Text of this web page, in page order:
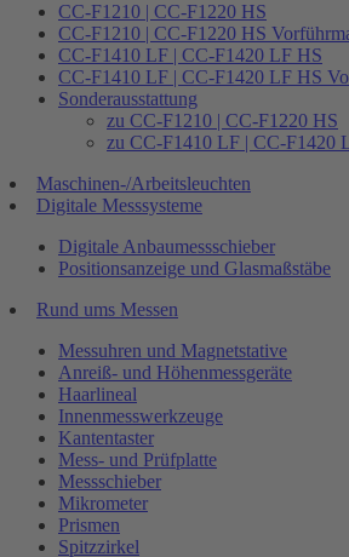
CC-F1210 | CC-F1220 HS
CC-F1210 | CC-F1220 HS
CC-F1410 LF | CC-F1420 LF HS
CC-F1410 LF | CC-F1420 LF HS
Sonderausstattung
zu CC-F1210 | CC-F1220 HS
zu CC-F1410 LF | CC-F1420
Maschinen-/Arbeitsleuchten
Digitale Messsysteme
Digitale Anbaumessschieber
Positionsanzeige und Glasmaßstäbe
Rund ums Messen
Messuhren und Magnetstative
Anreiß- und Höhenmessgeräte
Haarlineal
Innenmesswerkzeuge
Kantentaster
Mess- und Prüfplatte
Messschieber
Mikrometer
Prismen
Spitzzirkel